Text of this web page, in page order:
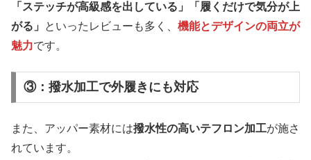
「ステッチが高級感を出している」「履くだけで気分が上
がる」
といったレビューも多く、 機能とデザインの両立が
魅力です。
③：撥水加工で外履きにも対応
また、アッパー素材には撥水性の高いテフロン加工が施さ
れています。